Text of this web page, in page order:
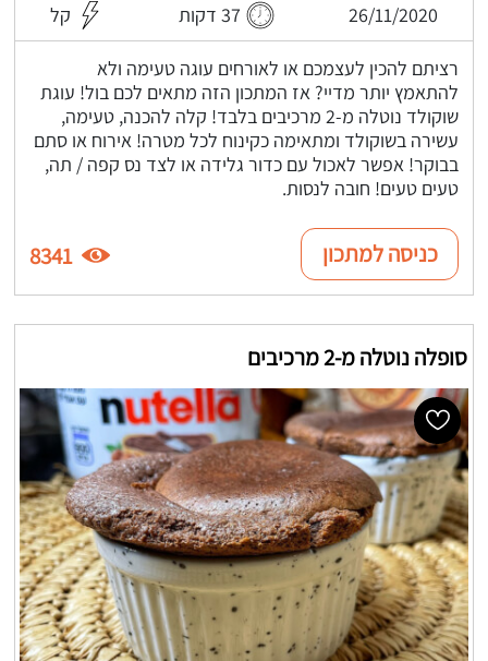
26/11/2020 37 דקות קל
רציתם להכין לעצמכם או לאורחים עוגה טעימה ולא
להתאמץ יותר מדיי? אז המתכון הזה מתאים לכם בול! עוגת
שוקולד נוטלה מ-2 מרכיבים בלבד! קלה להכנה, טעימה,
עשירה בשוקולד ומתאימה כקינוח לכל מטרה! אירוח או סתם
בבוקר! אפשר לאכול עם כדור גלידה או לצד נס קפה / תה,
טעים טעים! חובה לנסות.
כניסה למתכון 8341
סופלה נוטלה מ-2 מרכיבים